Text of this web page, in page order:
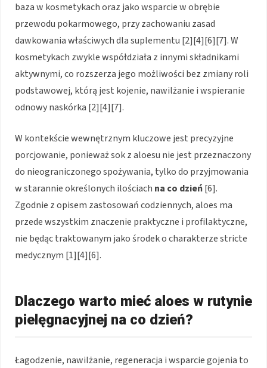
baza w kosmetykach oraz jako wsparcie w obrębie
przewodu pokarmowego, przy zachowaniu zasad
dawkowania właściwych dla suplementu [2][4][6][7]. W
kosmetykach zwykle współdziała z innymi składnikami
aktywnymi, co rozszerza jego możliwości bez zmiany roli
podstawowej, którą jest kojenie, nawilżanie i wspieranie
odnowy naskórka [2][4][7].
W kontekście wewnętrznym kluczowe jest precyzyjne
porcjowanie, ponieważ sok z aloesu nie jest przeznaczony
do nieograniczonego spożywania, tylko do przyjmowania
w starannie określonych ilościach na co dzień[6].
Zgodnie z opisem zastosowań codziennych, aloes ma
przede wszystkim znaczenie praktyczne i profilaktyczne,
nie będąc traktowanym jako środek o charakterze stricte
medycznym [1][4][6].
Dlaczego warto mieć aloes w rutynie
pielęgnacyjnej na co dzień?
Łagodzenie, nawilżanie, regeneracja i wsparcie gojenia to